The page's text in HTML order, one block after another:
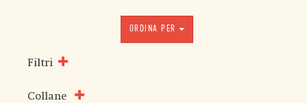
ORDINA PER
Filtri
Collane